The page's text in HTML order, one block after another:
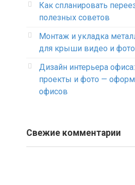
Как спланировать
полезных советов
Монтаж и укладка
для крыши видео и фото
Дизайн интерьера
проекты и фото —
офисов
Свежие комментарии